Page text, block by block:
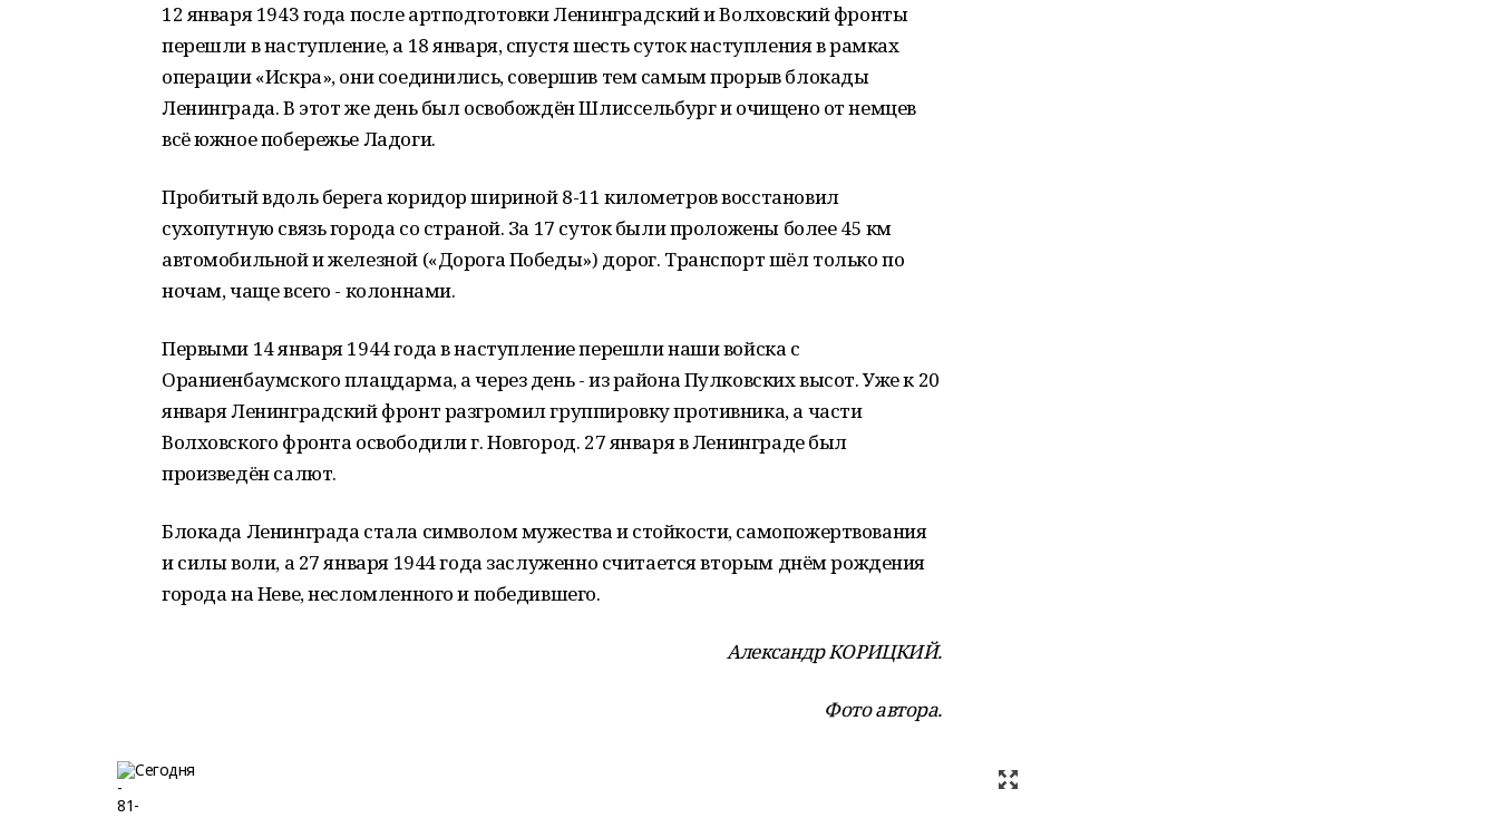
12 января 1943 года после артподготовки Ленинградский и Волховский фронты
перешли в наступление, а 18 января, спустя шесть суток наступления в рамках
операции «Искра», они соединились, совершив тем самым прорыв блокады
Ленинграда. В этот же день был освобождён Шлиссельбург и очищено от немцев
всё южное побережье Ладоги.
Пробитый вдоль берега коридор шириной 8-11 километров восстановил
сухопутную связь города со страной. За 17 суток были проложены более 45 км
автомобильной и железной («Дорога Победы») дорог. Транспорт шёл только по
ночам, чаще всего - колоннами.
Первыми 14 января 1944 года в наступление перешли наши войска с
Ораниенбаумского плацдарма, а через день - из района Пулковских высот. Уже к 20
января Ленинградский фронт разгромил группировку противника, а части
Волховского фронта освободили г. Новгород. 27 января в Ленинграде был
произведён салют.
Блокада Ленинграда стала символом мужества и стойкости, самопожертвования
и силы воли, а 27 января 1944 года заслуженно считается вторым днём рождения
города на Неве, несломленного и победившего.
Александр КОРИЦКИЙ.
Фото автора.